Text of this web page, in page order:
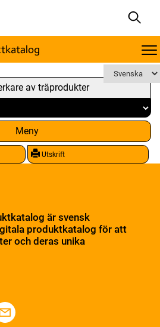
av träprodukter
Meny
Utskrift
är svensk
produktkatalog för att
och deras unika